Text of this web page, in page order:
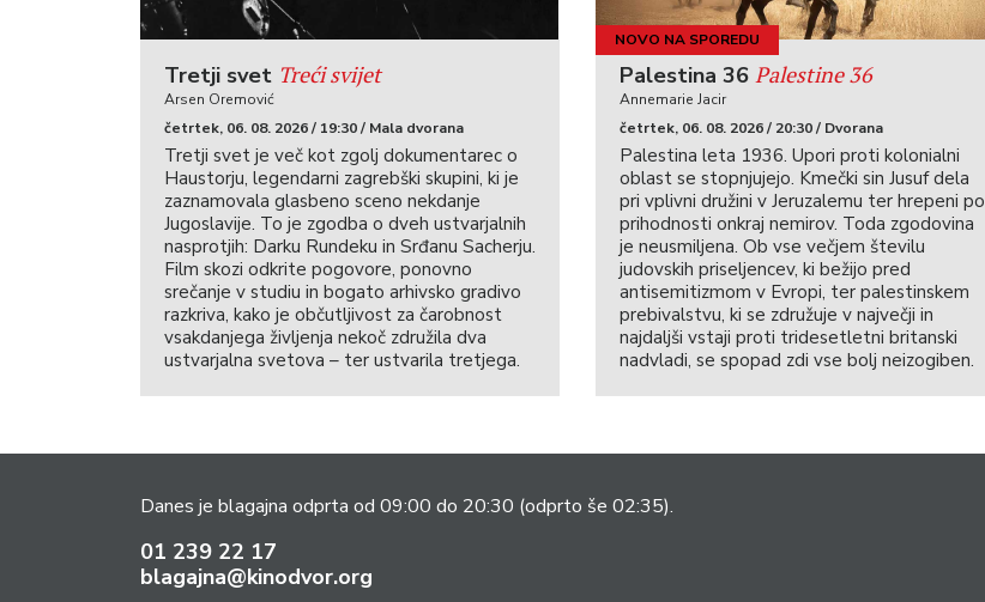
Tretji svet Treći svijet
Arsen Oremović
četrtek, 06. 08. 2026 / 19:30 / Mala dvorana
Tretji svet je več kot zgolj dokumentarec o
Haustorju, legendarni zagrebški skupini, ki je
zaznamovala glasbeno sceno nekdanje
Jugoslavije. To je zgodba o dveh ustvarjalnih
nasprotjih: Darku Rundeku in Srđanu Sacherju.
Film skozi odkrite pogovore, ponovno
srečanje v studiu in bogato arhivsko gradivo
razkriva, kako je občutljivost za čarobnost
vsakdanjega življenja nekoč združila dva
ustvarjalna svetova – ter ustvarila tretjega.
NOVO NA SPOREDU
Palestina 36 Palestine 36
Annemarie Jacir
četrtek, 06. 08. 2026 / 20:30 / Dvorana
Palestina leta 1936. Upori proti kolonialni
oblast se stopnjujejo. Kmečki sin Jusuf dela
pri vplivni družini v Jeruzalemu ter hrepeni po
prihodnosti onkraj nemirov. Toda zgodovina
je neusmiljena. Ob vse večjem številu
judovskih priseljencev, ki bežijo pred
antisemitizmom v Evropi, ter palestinskem
prebivalstvu, ki se združuje v največji in
najdaljši vstaji proti tridesetletni britanski
nadvladi, se spopad zdi vse bolj neizogiben.
Danes je blagajna odprta od 09:00 do 20:30 (odprto še 02:35).
01 239 22 17
blagajna@kinodvor.org